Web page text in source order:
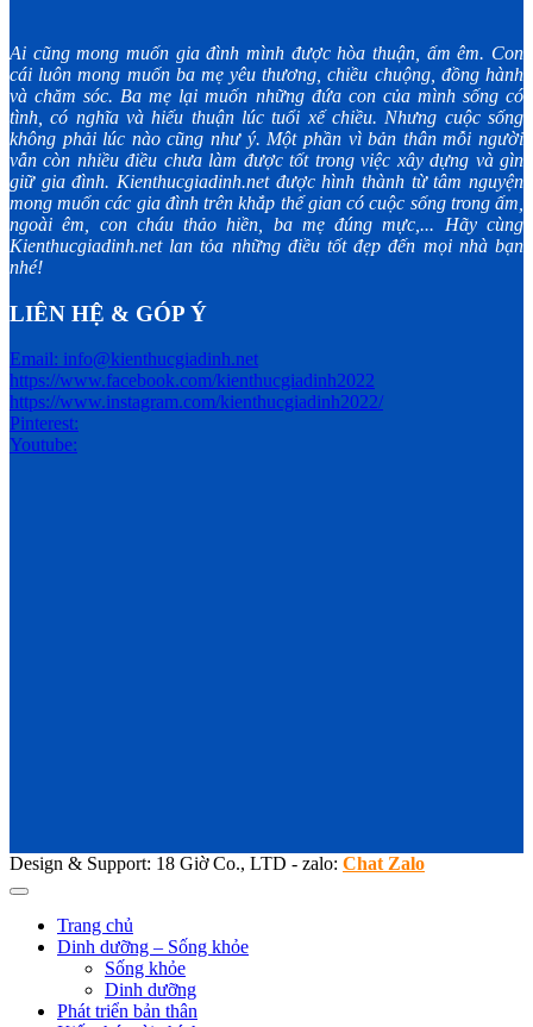
Ai cũng mong muốn gia đình mình được hòa thuận, ấm êm. Con
cái luôn mong muốn ba mẹ yêu thương, chiều chuộng, đồng hành
và chăm sóc. Ba mẹ lại muốn những đứa con của mình sống có
tình, có nghĩa và hiếu thuận lúc tuổi xế chiều. Nhưng cuộc sống
không phải lúc nào cũng như ý. Một phần vì bản thân mỗi người
vẫn còn nhiều điều chưa làm được tốt trong việc xây dựng và gìn
giữ gia đình. Kienthucgiadinh.net được hình thành từ tâm nguyện
mong muốn các gia đình trên khắp thế gian có cuộc sống trong ấm,
ngoài êm, con cháu thảo hiền, ba mẹ đúng mực,... Hãy cùng
Kienthucgiadinh.net lan tỏa những điều tốt đẹp đến mọi nhà bạn
nhé!
LIÊN HỆ & GÓP Ý
Email: info@kienthucgiadinh.net
https://www.facebook.com/kienthucgiadinh2022
https://www.instagram.com/kienthucgiadinh2022/
Pinterest:
Youtube:
Design & Support: 18 Giờ Co., LTD - zalo: Chat Zalo
Trang chủ
Dinh dưỡng – Sống khỏe
Sống khỏe
Dinh dưỡng
Phát triển bản thân